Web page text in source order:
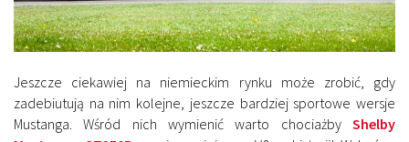
Jeszcze ciekawiej na niemieckim rynku może zrobić, gdy
zadebiutują na nim kolejne, jeszcze bardziej sportowe wersje
Mustanga. Wśród nich wymienić warto chociażby Shelby